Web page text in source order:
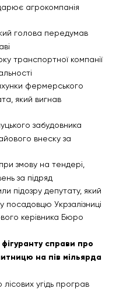
агрокомпанія
голова передумав
транспортної компанії
фермерського
який вигнав
забудовника
внеску за
змову на тендері,
за підряд
підозру депутату, який
посадовцю Укрзалізниці
керівника Бюро
справи про
на пів мільярда
угідь програв